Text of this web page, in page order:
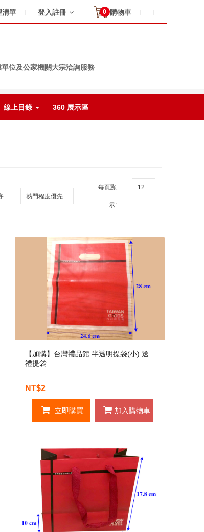
清單 登入註冊 購物車
0
位及公家機關大宗洽詢服務
線上目錄 360 展示區
:
每頁顯
示:
【加購】台灣禮品館 半透明提袋(小) 送
禮提袋
NT$2
立即購買 加入購物車